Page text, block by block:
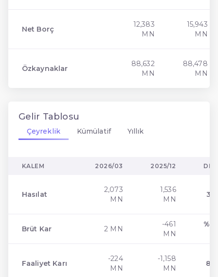
Net Borç
12,383
MN
15,943
MN
Özkaynaklar
88,632
MN
88,478
MN
Gelir Tablosu
Çeyreklik Kümülatif Yıllık
KALEM 2026/03 2025/12
Hasılat
2,073
MN
1,536
MN
Brüt Kar 2 MN
-461
MN
%
Faaliyet Karı
-224
MN
-1,158
MN